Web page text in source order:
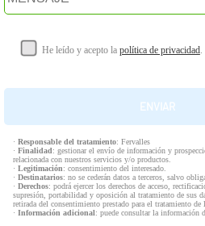
He leído y acepto la política de privacidad.
· Responsable del tratamiento: Fervalles
· Finalidad: gestionar el envío de información y
relacionada con nuestros servicios y/o productos.
· Legitimación: consentimiento del interesado.
· Destinatarios: no se cederán datos a terceros, salvo
· Derechos: podrá ejercer los derechos de acceso,
supresión, portabilidad y oposición al tratamiento de sus
retirada del consentimiento prestado para el tratamiento de
· Información adicional: puede consultar la información